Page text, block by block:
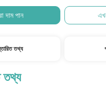
দাম পান
তথ্য
তথ্য